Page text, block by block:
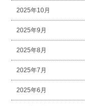
2025年10月
2025年9月
2025年8月
2025年7月
2025年6月